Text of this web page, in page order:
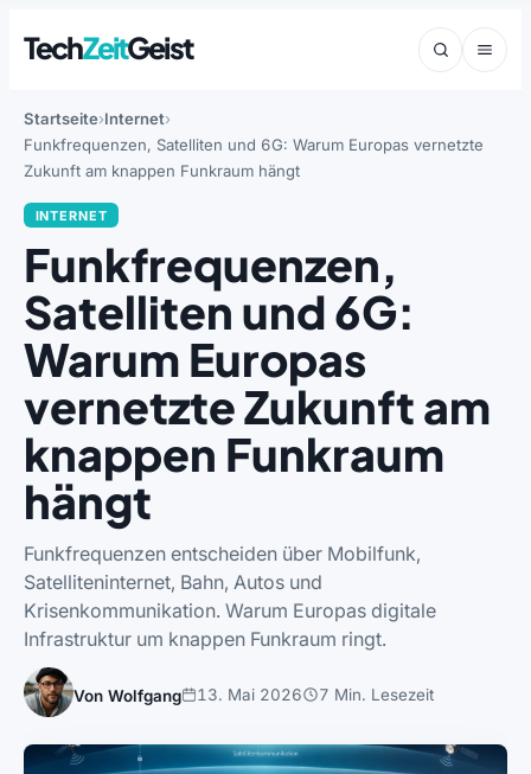
TechZeitGeist
Startseite Internet
Funkfrequenzen, Satelliten und 6G: Warum Europas vernetzte
Zukunft am knappen Funkraum hängt
INTERNET
Funkfrequenzen,
Satelliten und 6G:
Warum Europas
vernetzte Zukunft am
knappen Funkraum
hängt
Funkfrequenzen entscheiden über Mobilfunk,
Satelliteninternet, Bahn, Autos und
Krisenkommunikation. Warum Europas digitale
Infrastruktur um knappen Funkraum ringt.
Von Wolfgang 13. Mai 2026 7 Min. Lesezeit